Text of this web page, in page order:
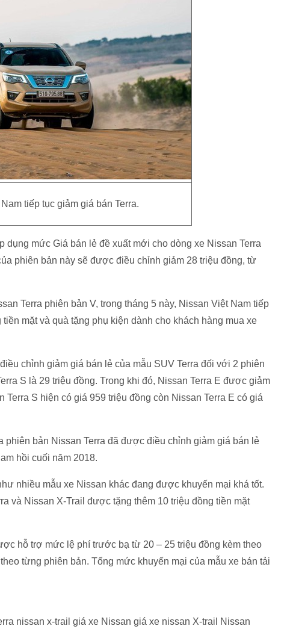
tiếp tục giảm giá bán Terra.
mức Giá bán lẻ đề xuất mới cho dòng xe Nissan Terra
phiên bản này sẽ được điều chỉnh giảm 28 triệu đồng, từ
Terra phiên bản V, trong tháng 5 này, Nissan Việt Nam tiếp
mặt và quà tặng phụ kiện dành cho khách hàng mua xe
chỉnh giảm giá bán lẻ của mẫu SUV Terra đối với 2 phiên
S là 29 triệu đồng. Trong khi đó, Nissan Terra E được giảm
S hiện có giá 959 triệu đồng còn Nissan Terra E có giá
phiên bản Nissan Terra đã được điều chỉnh giảm giá bán lẻ
hồi cuối năm 2018.
nhiều mẫu xe Nissan khác đang được khuyến mại khá tốt.
và Nissan X-Trail được tặng thêm 10 triệu đồng tiền mặt
hỗ trợ mức lệ phí trước bạ từ 20 – 25 triệu đồng kèm theo
từng phiên bản. Tổng mức khuyến mại của mẫu xe bán tải
nissan x-trail giá xe Nissan giá xe nissan X-trail Nissan